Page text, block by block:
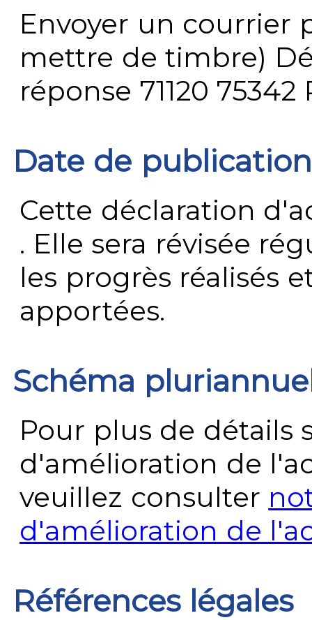
Envoyer un courrier
mettre de timbre)
réponse 71120 75342
Date de publication
Cette déclaration
. Elle sera révisée
les progrès réalisés
apportées.
Schéma
Pour plus de détails
d'amélioration de
veuillez consulter
d'amélioration de
Références légales